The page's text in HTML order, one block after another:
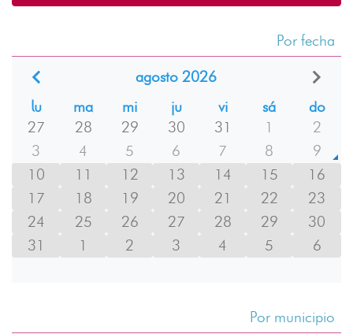
Por fecha
agosto 2026
lu
ma mi ju vi sá
do
27
28 29 30 31 1
2
3
4 5 6 7 8
9
10
11 12 13 14 15
16
17
18 19 20 21 22
23
24
25 26 27 28 29
30
31
1 2 3 4 5 6
Por municipio